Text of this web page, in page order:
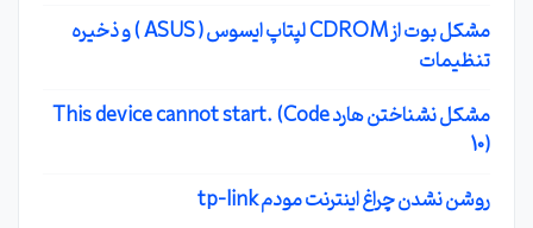
مشکل بوت از CDROM لپتاپ ایسوس ( ASUS ) و ذخیره
تنظیمات
مشکل نشناختن هارد This device cannot start. (Code
10)
روشن نشدن چراغ اینترنت مودم tp-link